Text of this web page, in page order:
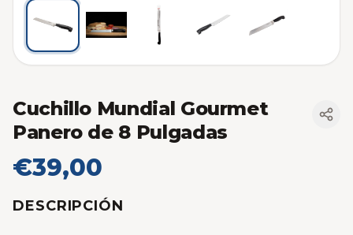
Cuchillo Mundial Gourmet
Panero de 8 Pulgadas
€39,00
DESCRIPCIÓN